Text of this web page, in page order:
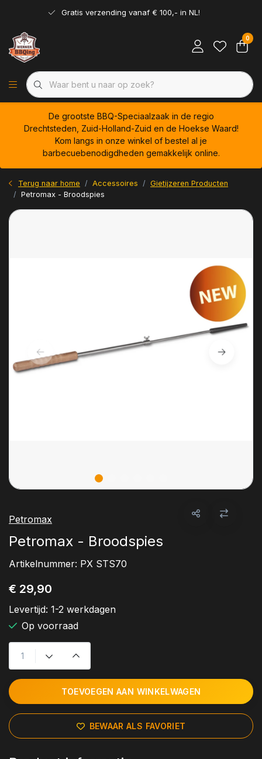
Gratis verzending vanaf € 100,- in NL!
0
De grootste BBQ-Speciaalzaak in de regio
Drechtsteden, Zuid-Holland-Zuid en de Hoekse Waard!
Kom langs in onze winkel of bestel al je
barbecuebenodigdheden gemakkelijk online.
Terug naar home Accessoires
Gietijzeren Producten
Petromax - Broodspies
Petromax
Petromax - Broodspies
Artikelnummer: PX STS70
€ 29,90
Levertijd: 1-2 werkdagen
Op voorraad
TOEVOEGEN AAN WINKELWAGEN
BEWAAR ALS FAVORIET